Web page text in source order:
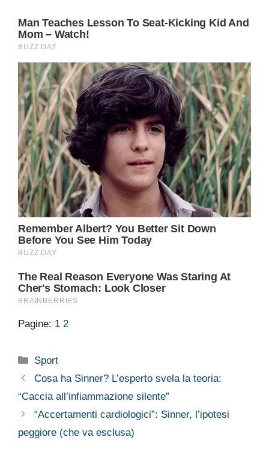
Pagine: 1 2
Categorie
Sport
Cosa ha Sinner? L’esperto svela la teoria:
“Caccia all’infiammazione silente”
“Accertamenti cardiologici”: Sinner, l’ipotesi
peggiore (che va esclusa)